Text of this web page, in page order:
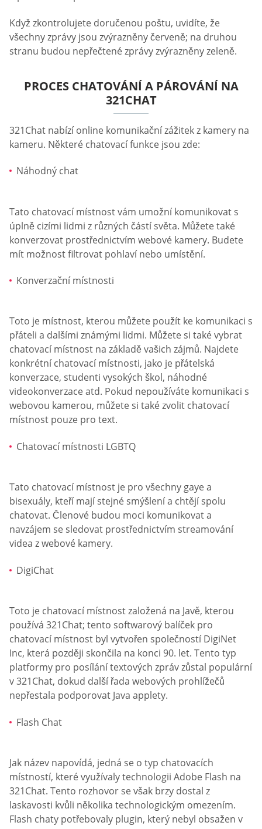
Když zkontrolujete doručenou poštu, uvidíte, že
všechny zprávy jsou zvýrazněny červeně; na druhou
stranu budou nepřečtené zprávy zvýrazněny zeleně.
PROCES CHATOVÁNÍ A PÁROVÁNÍ NA
321CHAT
321Chat nabízí online komunikační zážitek z kamery na
kameru. Některé chatovací funkce jsou zde:
Náhodný chat
Tato chatovací místnost vám umožní komunikovat s
úplně cizími lidmi z různých částí světa. Můžete také
konverzovat prostřednictvím webové kamery. Budete
mít možnost filtrovat pohlaví nebo umístění.
Konverzační místnosti
Toto je místnost, kterou můžete použít ke komunikaci s
přáteli a dalšími známými lidmi. Můžete si také vybrat
chatovací místnost na základě vašich zájmů. Najdete
konkrétní chatovací místnosti, jako je přátelská
konverzace, studenti vysokých škol, náhodné
videokonverzace atd. Pokud nepoužíváte komunikaci s
webovou kamerou, můžete si také zvolit chatovací
místnost pouze pro text.
Chatovací místnosti LGBTQ
Tato chatovací místnost je pro všechny gaye a
bisexuály, kteří mají stejné smýšlení a chtějí spolu
chatovat. Členové budou moci komunikovat a
navzájem se sledovat prostřednictvím streamování
videa z webové kamery.
DigiChat
Toto je chatovací místnost založená na Javě, kterou
používá 321Chat; tento softwarový balíček pro
chatovací místnost byl vytvořen společností DigiNet
Inc, která později skončila na konci 90. let. Tento typ
platformy pro posílání textových zpráv zůstal populární
v 321Chat, dokud další řada webových prohlížečů
nepřestala podporovat Java applety.
Flash Chat
Jak název napovídá, jedná se o typ chatovacích
místností, které využívaly technologii Adobe Flash na
321Chat. Tento rozhovor se však brzy dostal z
laskavosti kvůli několika technologickým omezením.
Flash chaty potřebovaly plugin, který nebyl obsažen v